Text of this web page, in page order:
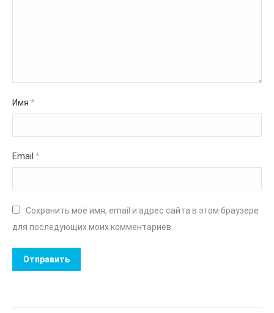
Имя *
Email *
Сохранить моё имя, email и адрес сайта в этом браузере
для последующих моих комментариев.